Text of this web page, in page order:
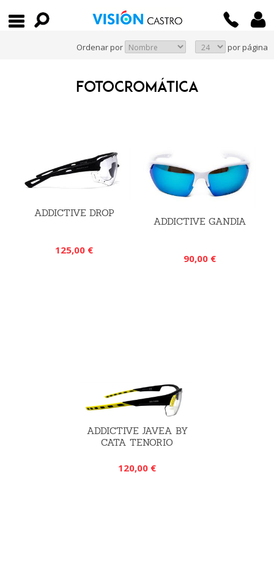
Ordenar por por página
FOTOCROMÁTICA
ADDICTIVE DROP
125,00 €
ADDICTIVE GANDIA
90,00 €
ADDICTIVE JAVEA BY
CATA TENORIO
120,00 €